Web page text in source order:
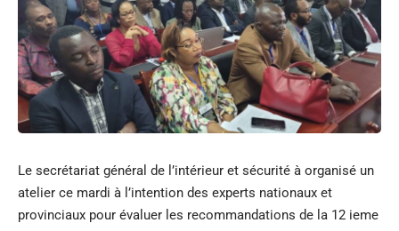
Le secrétariat général de l’intérieur et sécurité à organisé un
atelier ce mardi à l’intention des experts nationaux et
provinciaux pour évaluer les recommandations de la 12 ieme